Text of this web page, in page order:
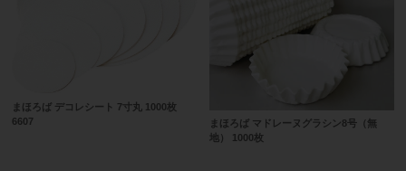
まほろば デコレシート 7寸丸 1000枚
6607
まほろば マドレーヌグラシン8号（無
地） 1000枚